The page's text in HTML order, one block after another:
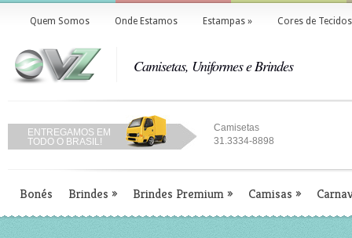
Quem Somos Onde Estamos Estampas» Cores de Tecidos
Camisetas, Uniformes e Brindes
ENTREGAMOS EM
TODO O BRASIL!
Camisetas
31.3334-8898
Bonés Brindes » Brindes Premium» Camisas »